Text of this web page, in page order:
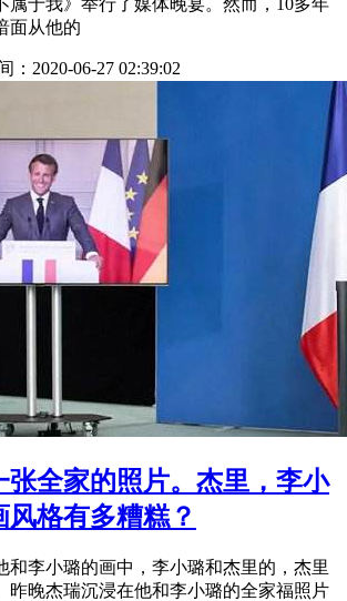
属于我》举行了媒体晚宴。然而，10多年
面从他的
：2020-06-27 02:39:02
张全家的照片。杰里，李小
风格有多糟糕？
和李小璐的画中，李小璐和杰里的，杰里
昨晚杰瑞沉浸在他和李小璐的全家福照片